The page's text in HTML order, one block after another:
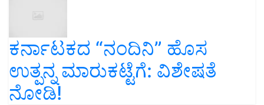
ಕರ್ನಾಟಕದ “ನಂದಿನಿ” ಹೊಸ
ಉತ್ಪನ್ನ ಮಾರುಕಟ್ಟೆಗೆ: ವಿಶೇಷತೆ
ನೋಡಿ!